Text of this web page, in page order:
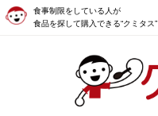
食事制限をしている人が
食品を探して購入できる“クミタス”